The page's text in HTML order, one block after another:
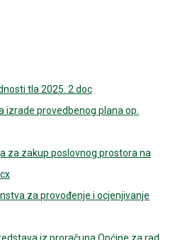
tla 2025. 2.doc
izrade provedbenog plana op.
za zakup poslovnog prostora na
za provođenje i ocjenjivanje
iz proračuna Općine za rad